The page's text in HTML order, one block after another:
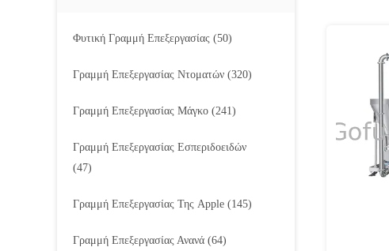
Φυτική Γραμμή Επεξεργασίας (50)
Γραμμή Επεξεργασίας Ντοματών (320)
Γραμμή Επεξεργασίας Μάγκο (241)
Γραμμή Επεξεργασίας Εσπεριδοειδών
(47)
Γραμμή Επεξεργασίας Της Apple (145)
Γραμμή Επεξεργασίας Ανανά (64)